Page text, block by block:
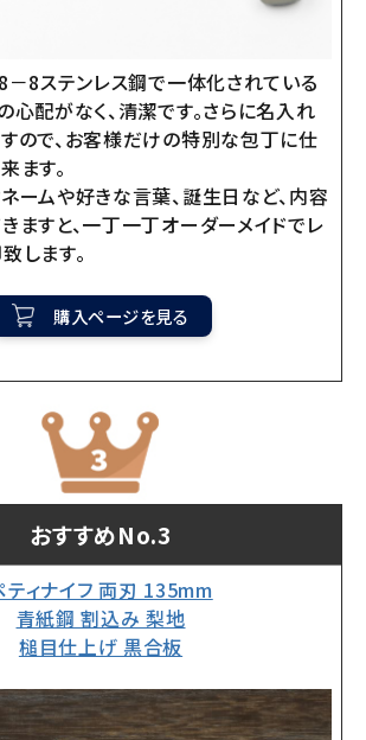
8ステンレス鋼で一体化されている
心配がなく、清潔です。さらに名入れ
ので、お客様だけの特別な包丁に仕
ます。
ームや好きな言葉、誕生日など、内容
ますと、一丁一丁オーダーメイドでレ
します。
購入ページを見る
おすすめNo.3
ティナイフ 両刃 135mm
青紙鋼 割込み 梨地
槌目仕上げ 黒合板